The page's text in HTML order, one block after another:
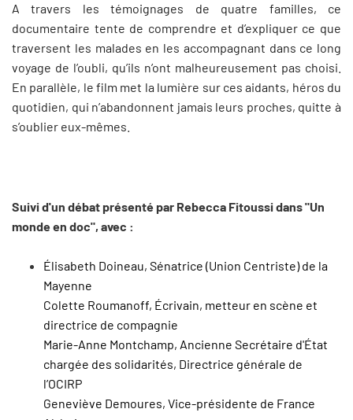
A travers les témoignages de quatre familles, ce
documentaire tente de comprendre et d’expliquer ce que
traversent les malades en les accompagnant dans ce long
voyage de l’oubli, qu’ils n’ont malheureusement pas choisi.
En parallèle, le film met la lumière sur ces aidants, héros du
quotidien, qui n’abandonnent jamais leurs proches, quitte à
s’oublier eux-mêmes.
Suivi d'un débat présenté par Rebecca Fitoussi dans "Un
monde en doc", avec :
Élisabeth Doineau, Sénatrice (Union Centriste) de la
Mayenne
Colette Roumanoff, Écrivain, metteur en scène et
directrice de compagnie
Marie-Anne Montchamp, Ancienne Secrétaire d'État
chargée des solidarités, Directrice générale de
l’OCIRP
Geneviève Demoures, Vice-présidente de France